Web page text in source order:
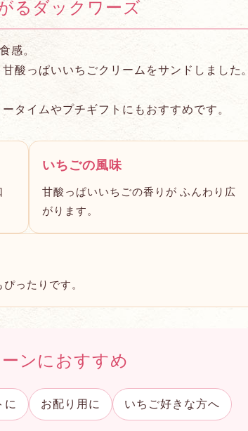
るダックワーズ
感。
酸っぱいいちごクリームをサンドしました。
タイムやプチギフトにもおすすめです。
いちごの風味
甘酸っぱいいちごの香りが ふんわり広
がります。
ったりです。
ンにおすすめ
に お配り用に いちご好きな方へ